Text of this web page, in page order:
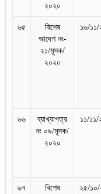
২০২০
৬৫
বিশেষ
আদেশ নং-
২১/মূসক/
২০২০
১৬/
৬৬
ব্যাখ্যাপত্র
নং ০৯/মূসক/
২০২০
১১/১১/
৬৭
বিশেষ
২৫/